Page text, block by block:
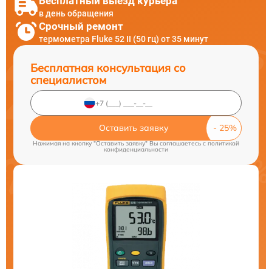
в день обращения
Срочный ремонт
термометра Fluke 52 II (50 гц) от 35 минут
Бесплатная консультация со
специалистом
Оставить заявку
Нажимая на кнопку "Оставить заявку" Вы соглашаетесь cполитикой
конфиденциальности